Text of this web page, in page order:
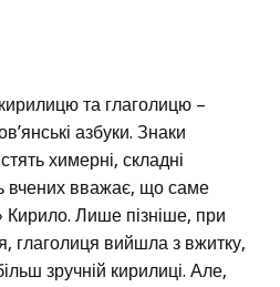
та глаголицю –
азбуки. Знаки
химерні, складні
вчених вважає, що саме
Лише пізніше, при
глаголиця вийшла з вжитку,
зручній кирилиці. Але,